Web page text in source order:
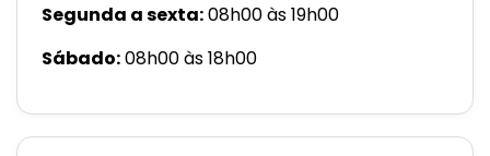
Segunda a sexta:08h00 às 19h00
Sábado:08h00 às 18h00